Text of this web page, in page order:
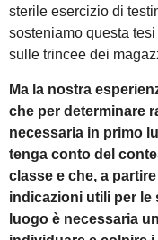
sterile esercizio di
sosteniamo questa
sulle trincee dei
Ma la nostra
che per determinare
necessaria in primo
tenga conto del
classe e che, a
indicazioni utili per le
luogo è necessaria